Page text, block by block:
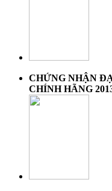
CHỨNG NHẬN
CHÍNH HÃNG